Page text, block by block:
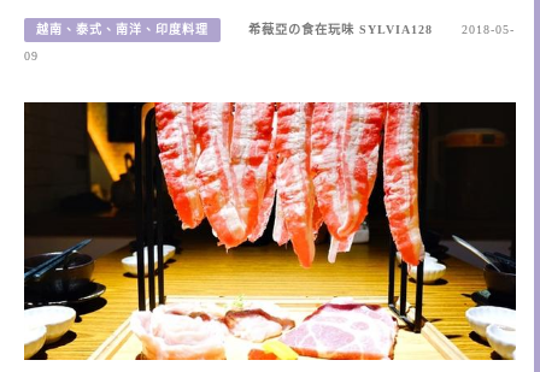
越南、泰式、南洋、印度料理 希薇亞の食在玩味 SYLVIA128
2018-05-
09